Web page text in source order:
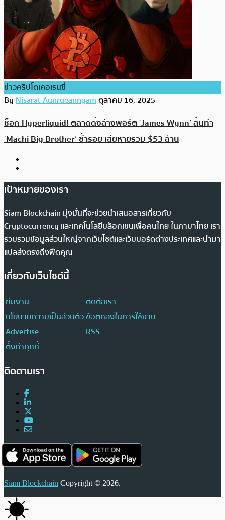
ข่าวคริปโตเคอเรนซี่
ByNisarat Aunrueanngamตุลาคม 16, 2025
ช็อก Hyperliquid! ตลาดดิ่งล้างพอร์ต ‘James Wynn’ สิ้นท่า
‘Machi Big Brother’ ซ้ำรอย เสียหายรวม $53 ล้าน
เป้าหมายของเรา
Siam Blockchain มุ่งมั่นที่จะช่วยนำเสนอสารเกี่ยวกับ
Cryptocurrency และเทคโนโลยีบล็อกเชนเพื่อคนไทย ในภาษาไทย เรา
รวบรวมข้อมูลส่วนใหญ่จากเว็บไซต์และเว็บบอร์ดต่างประเทศและนำมา
แปลส่งตรงถึงฟีดคุณ
เกี่ยวกับเว็บไซต์นี้
ทีมงาน
ติดต่อเรา
นโยบายความเป็นส่วนตัวข้อตกลงในการใช้งาน
Advertise
RSS
ตั้งค่าคุกกี้
ติดตามเรา
Siam Blockchain Copyright © 2026.